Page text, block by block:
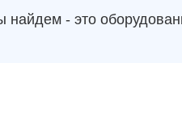
найдем - это